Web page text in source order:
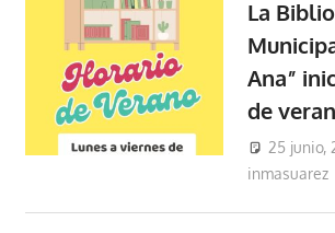
La
Ana”
de
25 junio,
inmasuarez